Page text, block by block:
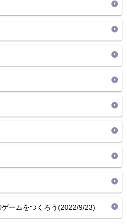
ームをつくろう(2022/9/23)